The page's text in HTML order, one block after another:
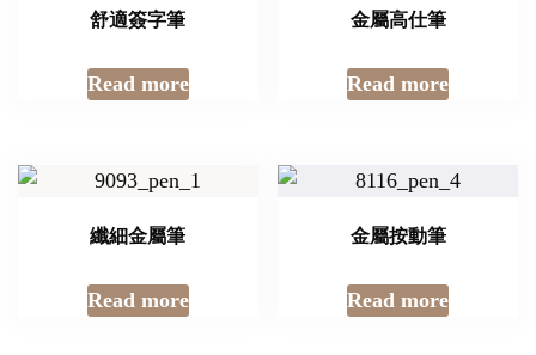
舒適簽字筆
Read more
金屬高仕筆
Read more
纖細金屬筆
Read more
金屬按動筆
Read more